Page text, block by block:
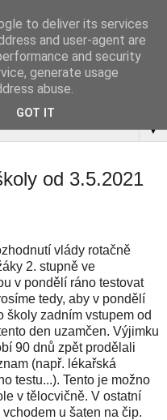
▼
od 3.5.2021
vlády rotačně
2. stupně ve
v pondělí ráno testovat
tedy, aby v pondělí
školy zadním vstupem od
den uzamčen. Výjimku
90 dnů zpět prodělali
(např. lékařská
testu...). Tento je možno
v tělocvičně. V ostatní
u šaten na čip.
to deliver its services
and user-agent are
and security
generate usage
abuse.
GOT IT